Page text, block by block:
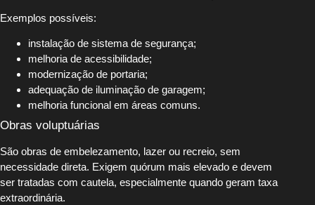
Exemplos possíveis:
instalação de sistema de segurança;
melhoria de acessibilidade;
modernização de portaria;
adequação de iluminação de garagem;
melhoria funcional em áreas comuns.
Obras voluptuárias
São obras de embelezamento, lazer ou recreio, sem
necessidade direta. Exigem quórum mais elevado e devem
ser tratadas com cautela, especialmente quando geram taxa
extraordinária.